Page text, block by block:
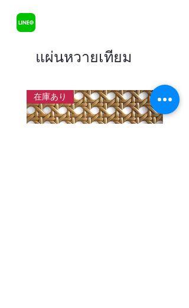
แผ่นหวายเทียม
在庫あり